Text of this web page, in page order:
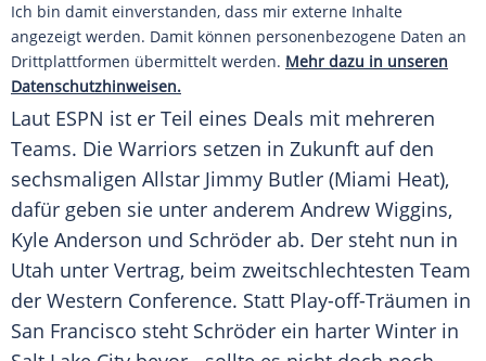
Ich bin damit einverstanden, dass mir externe Inhalte
angezeigt werden. Damit können personenbezogene Daten an
Drittplattformen übermittelt werden. Mehr dazu in unseren
Datenschutzhinweisen.
Laut ESPN ist er Teil eines Deals mit mehreren
Teams. Die Warriors setzen in Zukunft auf den
sechsmaligen Allstar Jimmy Butler (Miami Heat),
dafür geben sie unter anderem Andrew Wiggins,
Kyle Anderson und Schröder ab. Der steht nun in
Utah unter Vertrag, beim zweitschlechtesten Team
der Western Conference. Statt Play-off-Träumen in
San Francisco steht Schröder ein harter Winter in